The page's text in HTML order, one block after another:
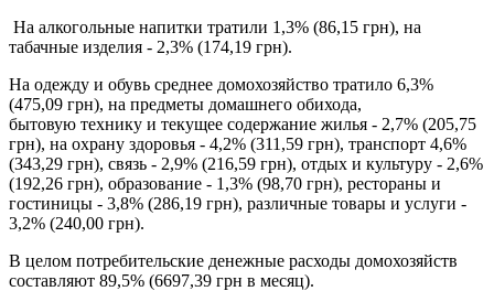
На алкогольные напитки тратили 1,3% (86,15 грн), на
табачные изделия - 2,3% (174,19 грн).
На одежду и обувь среднее домохозяйство тратило 6,3%
(475,09 грн), на предметы домашнего обихода,
бытовую технику и текущее содержание жилья - 2,7% (205,75
грн), на охрану здоровья - 4,2% (311,59 грн), транспорт 4,6%
(343,29 грн), связь - 2,9% (216,59 грн), отдых и культуру - 2,6%
(192,26 грн), образование - 1,3% (98,70 грн), рестораны и
гостиницы - 3,8% (286,19 грн), различные товары и услуги -
3,2% (240,00 грн).
В целом потребительские денежные расходы домохозяйств
составляют 89,5% (6697,39 грн в месяц).